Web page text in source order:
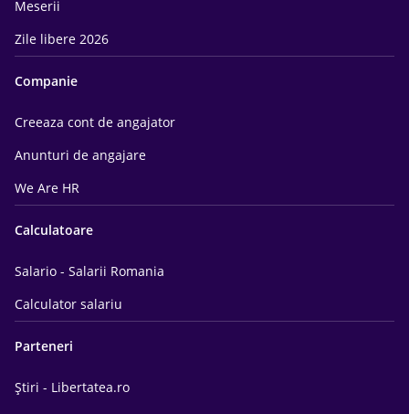
Meserii
Zile libere 2026
Companie
Creeaza cont de angajator
Anunturi de angajare
We Are HR
Calculatoare
Salario - Salarii Romania
Calculator salariu
Parteneri
Știri - Libertatea.ro